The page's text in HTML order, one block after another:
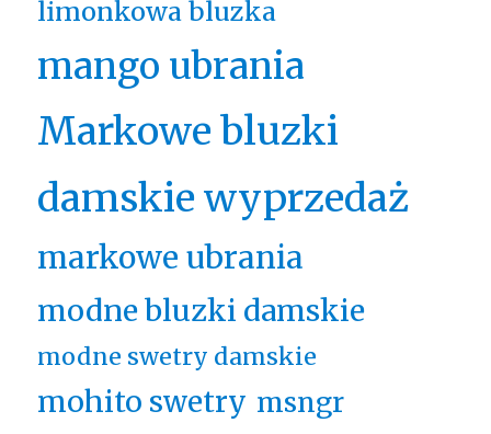
limonkowa bluzka
mango ubrania
Markowe bluzki
damskie wyprzedaż
markowe ubrania
modne bluzki damskie
modne swetry damskie
mohito swetry msngr